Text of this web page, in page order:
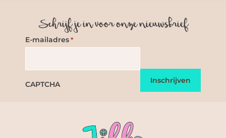
Schrijf je in voor onze nieuwsbrief
E-mailadres *
CAPTCHA